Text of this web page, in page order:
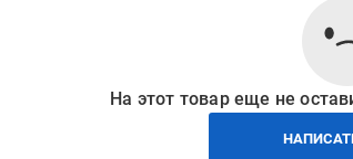
На этот товар еще не